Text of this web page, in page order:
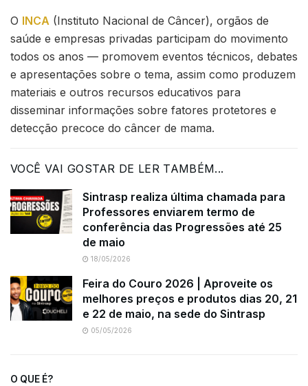
O INCA (Instituto Nacional de Câncer), orgãos de
saúde e empresas privadas participam do movimento
todos os anos — promovem eventos técnicos, debates
e apresentações sobre o tema, assim como produzem
materiais e outros recursos educativos para
disseminar informações sobre fatores protetores e
detecção precoce do câncer de mama.
VOCÊ VAI GOSTAR DE LER TAMBÉM...
Sintrasp realiza última chamada para
Professores enviarem termo de
conferência das Progressões até 25
de maio
18/05/2026
Feira do Couro 2026 | Aproveite os
melhores preços e produtos dias 20, 21
e 22 de maio, na sede do Sintrasp
05/05/2026
O QUE É?